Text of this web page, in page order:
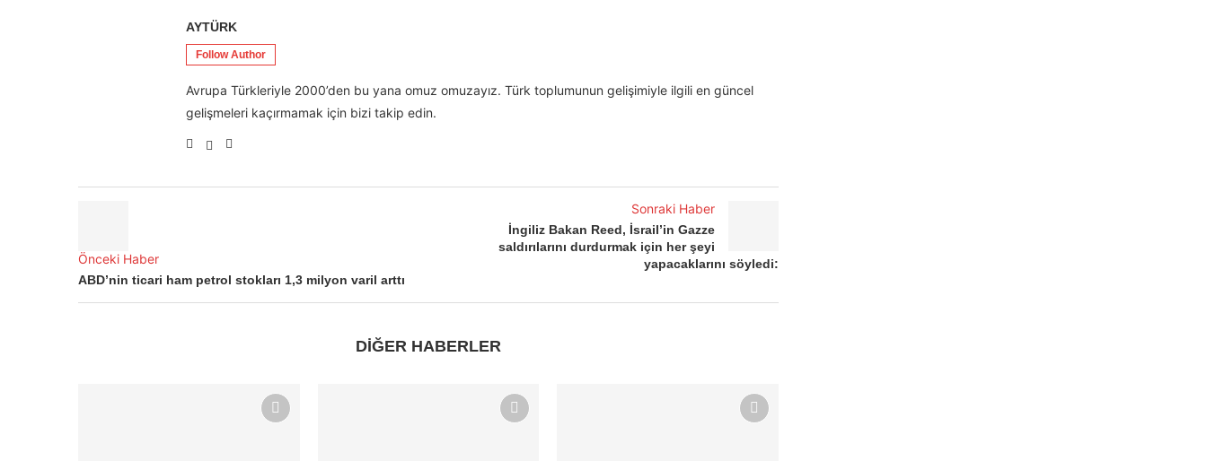
AYTÜRK
Follow Author
Avrupa Türkleriyle 2000’den bu yana omuz omuzayız. Türk toplumunun gelişimiyle ilgili en güncel
gelişmeleri kaçırmamak için bizi takip edin.
Önceki Haber
ABD’nin ticari ham petrol stokları 1,3 milyon varil arttı
Sonraki Haber
İngiliz Bakan Reed, İsrail’in Gazze
saldırılarını durdurmak için her şeyi
yapacaklarını söyledi:
DİĞER HABERLER